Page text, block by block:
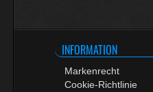
INFORMATION
Markenrecht
Cookie-Richtlinie